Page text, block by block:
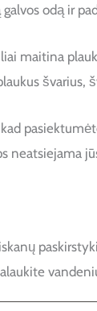
odą ir
maitina
švarius,
neatsiejama